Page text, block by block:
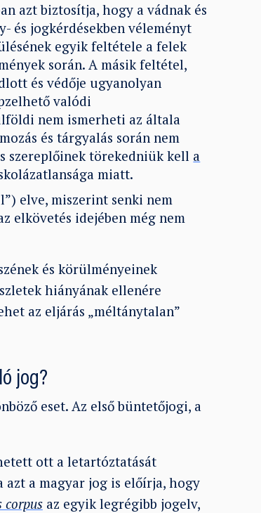
azt biztosítja, hogy a vádnak és
és jogkérdésekben véleményt
egyik feltétele a felek
során. A másik feltétel,
és védője ugyanolyan
valódi
nem ismerheti az általa
és tárgyalás során nem
szereplőinek törekedniük kell a
miatt.
elve, miszerint senki nem
elkövetés idejében még nem
és körülményeinek
hiányának ellenére
az eljárás „méltánytalan”
jog?
eset. Az első büntetőjogi, a
ott a letartóztatását
azt a magyar jog is előírja, hogy
corpusaz egyik legrégibb jogelv,